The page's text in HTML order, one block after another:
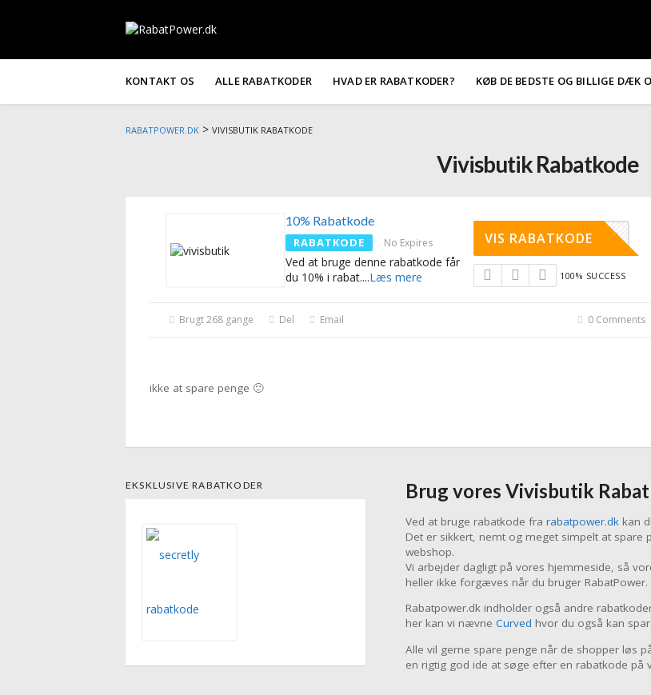
KONTAKT OS ALLE RABATKODER HVAD ER RABATKODER? KØB DE BEDSTE OG BILLIGE DÆK
RABATPOWER.DK > VIVISBUTIK RABATKODE
Vivisbutik Rabatkode
10% Rabatkode
RABATKODE No Expires
Ved at bruge denne rabatkode får
du 10% i rabat....Læs mere
1234
VIS RABATKODE
100% SUCCESS
Brugt 268 gange Del Email 0 Comments
ikke at spare penge 🙂
Brug vores Vivisbutik
Ved at bruge rabatkode fra rabatpower.dk kan
Det er sikkert, nemt og meget simpelt at spare
webshop.
Vi arbejder dagligt på vores hjemmeside, så
heller ikke forgæves når du bruger RabatPower.
Rabatpower.dk indholder også andre
her kan vi nævne Curved hvor du også kan
Alle vil gerne spare penge når de shopper løs
en rigtig god ide at søge efter en rabatkode på
EKSKLUSIVE RABATKODER